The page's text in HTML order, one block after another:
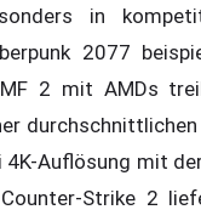
in
2077
2 mit AMDs
4K-Auflösung mit
Strike 2